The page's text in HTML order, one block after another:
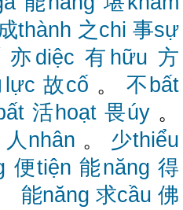
thành 之chi 事sự
亦diệc 有hữu 方
lực 故cố 。不bất
活hoạt 畏úy 。
人nhân 。 少thiểu
便tiện 能năng 得
能năng 求cầu 佛